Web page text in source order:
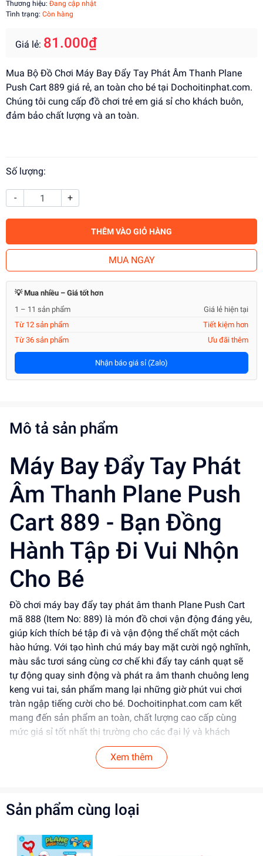
Thương hiệu: Đang cập nhật
Tình trạng: Còn hàng
Giá lẻ: 81.000₫
Mua Bộ Đồ Chơi Máy Bay Đẩy Tay Phát Âm Thanh Plane
Push Cart 889 giá rẻ, an toàn cho bé tại Dochoitinphat.com.
Chúng tôi cung cấp đồ chơi trẻ em giá sỉ cho khách buôn,
đảm bảo chất lượng và an toàn.
Số lượng:
- +
THÊM VÀO GIỎ HÀNG
MUA NGAY
💡 Mua nhiều – Giá tốt hơn
1 – 11 sản phẩm
Giá lẻ hiện tại
Từ 12 sản phẩm
Tiết kiệm hơn
Từ 36 sản phẩm
Ưu đãi thêm
Nhận báo giá sỉ (Zalo)
Mô tả sản phẩm
Máy Bay Đẩy Tay Phát
Âm Thanh Plane Push
Cart 889 - Bạn Đồng
Hành Tập Đi Vui Nhộn
Cho Bé
Đồ chơi máy bay đẩy tay phát âm thanh Plane Push Cart
mã 888 (Item No: 889) là món đồ chơi vận động đáng yêu,
giúp kích thích bé tập đi và vận động thể chất một cách
hào hứng. Với tạo hình chú máy bay mặt cười ngộ nghĩnh,
màu sắc tươi sáng cùng cơ chế khi đẩy tay cánh quạt sẽ
tự động quay sinh động và phát ra âm thanh chuông leng
keng vui tai, sản phẩm mang lại những giờ phút vui chơi
tràn ngập tiếng cười cho bé. Dochoitinphat.com cam kết
mang đến sản phẩm an toàn, chất lượng cao cấp cùng
mức giá sỉ tốt nhất thị trường cho các đại lý và khách
Tính Năng Nổi Bật
mạp với khuôn mặt cười thân thiện, phối màu xanh -
trắng - vàng rực rỡ thu hút ánh nhìn của trẻ. Cần đẩy
dạng cán dài có tay cầm hình trái tim xinh xắn, giúp
bé dễ dàng cầm nắm chắc chắn.
Xem thêm
Sản phẩm cùng loại